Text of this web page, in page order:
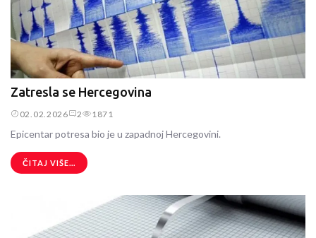
Zatresla se Hercegovina
02.02.2026 2 1871
Epicentar potresa bio je u zapadnoj Hercegovini.
ČITAJ VIŠE...